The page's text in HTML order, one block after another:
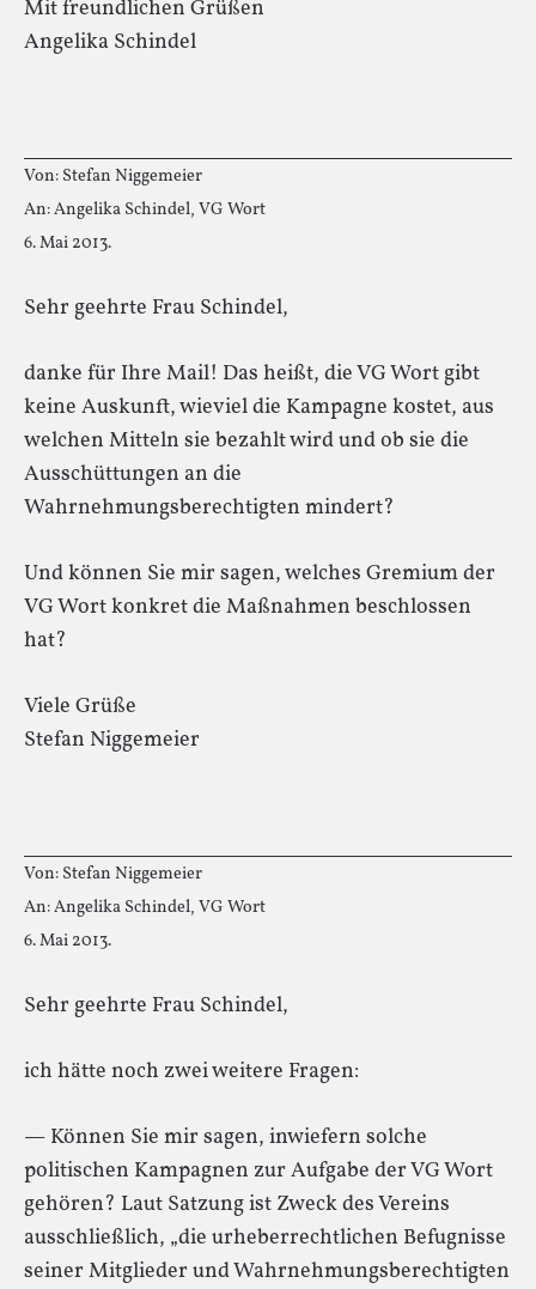
Mit freundlichen Grüßen
Angelika Schindel
Von: Stefan Niggemeier
An: Angelika Schindel, VG Wort
6. Mai 2013.
Sehr geehrte Frau Schindel,
danke für Ihre Mail! Das heißt, die VG Wort gibt
keine Auskunft, wieviel die Kampagne kostet, aus
welchen Mitteln sie bezahlt wird und ob sie die
Ausschüttungen an die
Wahrnehmungsberechtigten mindert?
Und können Sie mir sagen, welches Gremium der
VG Wort konkret die Maßnahmen beschlossen
hat?
Viele Grüße
Stefan Niggemeier
Von: Stefan Niggemeier
An: Angelika Schindel, VG Wort
6. Mai 2013.
Sehr geehrte Frau Schindel,
ich hätte noch zwei weitere Fragen:
— Können Sie mir sagen, inwiefern solche
politischen Kampagnen zur Aufgabe der VG Wort
gehören? Laut Satzung ist Zweck des Vereins
ausschließlich, „die urheberrechtlichen Befugnisse
seiner Mitglieder und Wahrnehmungsberechtigten